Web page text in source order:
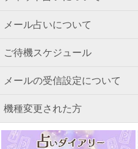
メール占いについて
ご待機スケジュール
メールの受信設定について
機種変更された方